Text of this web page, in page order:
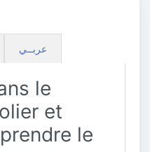
عربــي
le
et
le